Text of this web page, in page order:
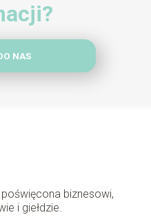
NAS
biznesowi,
i giełdzie.